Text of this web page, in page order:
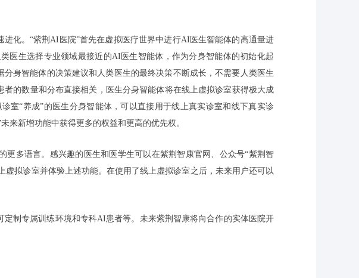
化。“紫荆AI医院”首先在虚拟医疗世界中进行AI医生智能体的高通量进
医生选择专业领域最接近的AI医生智能体，作为分身智能体的初始化起
身智能体的决策建议和人类医生的最终决策不断成长，不需要人类医生
的数量和分布直接相关，医生分身智能体将在线上虚拟诊室获得极大成
室“养成”的医生分身智能体，可以直接用于线上真实诊室和线下真实诊
来新增功能中获得更多的权益和更高的优先权。
多语言。感兴趣的医生和医学生可以在紫荆智康官网、公众号“紫荆智
拟诊室并体验上述功能。在使用了线上虚拟诊室之后，未来用户还可以
制专属训练环境和专科AI患者等。未来紫荆智康将向合作的实体医院开